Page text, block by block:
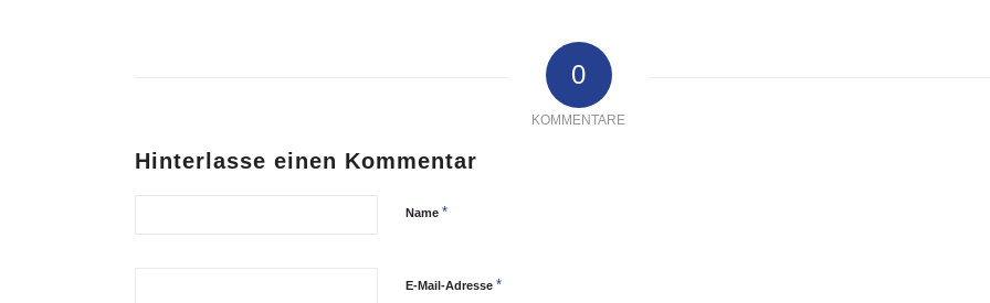
0
KOMMENTARE
Hinterlasse einen Kommentar
Name *
E-Mail-Adresse *